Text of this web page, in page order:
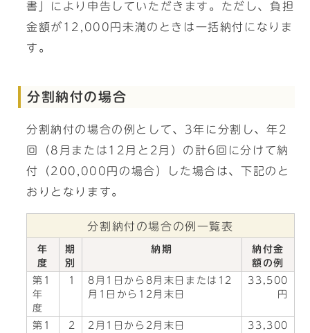
書」により申告していただきます。ただし、負担
金額が12,000円未満のときは一括納付になりま
す。
分割納付の場合
分割納付の場合の例として、3年に分割し、年2
回（8月または12月と2月）の計6回に分けて納
付（200,000円の場合）した場合は、下記のと
おりとなります。
分割納付の場合の例一覧表
年
度
期
別
納期
納付金
額の例
第1
年
度
1
8月1日から8月末日または12
月1日から12月末日
33,500
円
第1
2 2月1日から2月末日
33,300